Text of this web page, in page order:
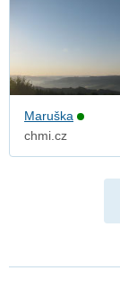
Maruška
chmi.cz